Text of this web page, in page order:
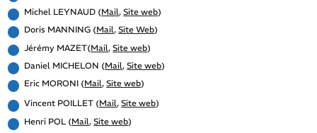
Michel LEYNAUD (Mail,Site web)
Doris MANNING (Mail,Site Web)
Jérémy MAZET(Mail,Site web)
Daniel MICHELON (Mail,Site web)
Eric MORONI (Mail,Site web)
Vincent POILLET (Mail,Site web)
Henri POL (Mail,Site web)